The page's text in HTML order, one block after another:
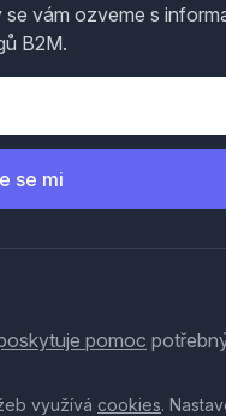
vám ozveme s
B2M.
se mi
pomoc
využívá cookies.